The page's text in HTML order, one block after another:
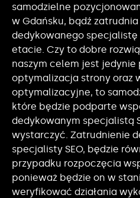
samodzielne
w Gdańsku, bądź
dedykowanego specjalistę
etacie. Czy to dobre
naszym celem jest
optymalizacja strony oraz
optymalizacyjne, to
które będzie podparte
dedykowanym specjalistą
wystarczyć. Zatrudnienie
specjalisty SEO, będzie
przypadku rozpoczęcia
ponieważ będzie on w
weryfikować działania